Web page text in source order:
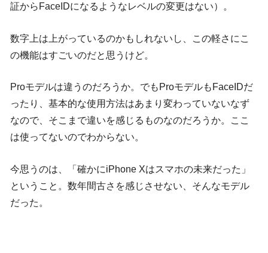
証からFaceIDになるようなレベルの変更はない）。
数字上は上がっているのかもしれないし、この軽さにこ
の機能はすごいのだと思うけど。
Proモデルは違うのだろうか。でもProモデルもFaceIDだ
ったり、基本的な使用方法はあまり変わっていないなず
なので、そこまで違いを感じるものなのだろうか。ここ
は使ってないのでわからない。
今思うのは、「確かにiPhone Xはスマホの未来だった」
ということ。数年間古さを感じさせない、そんなモデル
だった。